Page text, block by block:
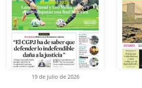
19 de julio de 2026